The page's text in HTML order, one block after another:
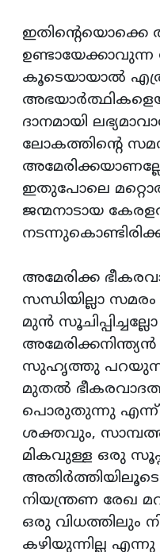
ഇതിന്റെയൊക്കെ
ഉണ്ടായേക്കാവുന്ന
കൂടെയായാല്‍
ദാനമായി
ലോകത്തിന്റെ
ഇതുപോലെ
ജന്മനാടായ
അമേരിക്ക
സന്ധിയില്ലാ
മുന്‍
സുഹൃത്തു
മുതല്‍
പൊരുതുന്നു എന്ന്
ശക്തവും,
മികവുള്ള ഒരു
നിയന്ത്രണ രേഖ
ഒരു വിധത്തിലും
കഴിയുന്നില്ല